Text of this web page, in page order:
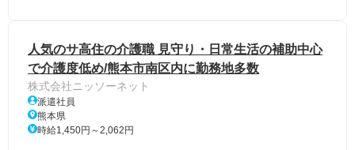
人気のサ高住の介護職 見守り・日常生活の補助中心
で介護度低め/熊本市南区内に勤務地多数
株式会社ニッソーネット
派遣社員
熊本県
時給1,450円～2,062円